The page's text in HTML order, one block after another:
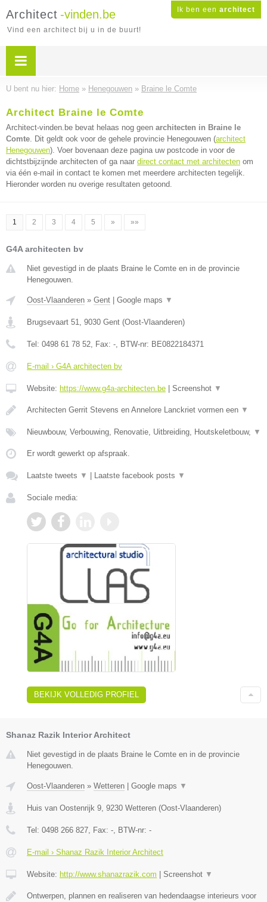
Ik ben een architect
Architect -vinden.be
Vind een architect bij u in de buurt!
U bent nu hier: Home » Henegouwen » Braine le Comte
Architect Braine le Comte
Architect-vinden.be bevat helaas nog geen architecten in Braine le
Comte. Dit geldt ook voor de gehele provincie Henegouwen (architect
Henegouwen). Voer bovenaan deze pagina uw postcode in voor de
dichtstbijzijnde architecten of ga naar direct contact met architecten om
via één e-mail in contact te komen met meerdere architecten tegelijk.
Hieronder worden nu overige resultaten getoond.
1 2 3 4 5 » »»
G4A architecten bv
Niet gevestigd in de plaats Braine le Comte en in de provincie
Henegouwen.
Oost-Vlaanderen » Gent Google maps ▼
Brugsevaart 51, 9030 Gent (Oost-Vlaanderen)
Tel: 0498 61 78 52, Fax: -, BTW-nr: BE0822184371
E-mail › G4A architecten bv
Website: https://www.g4a-architecten.be Screenshot ▼
Architecten Gerrit Stevens en Annelore Lanckriet vormen een ▼
Nieuwbouw, Verbouwing, Renovatie, Uitbreiding, Houtskeletbouw, ▼
Er wordt gewerkt op afspraak.
Laatste tweets ▼ Laatste facebook posts ▼
Sociale media:
BEKIJK VOLLEDIG PROFIEL
Shanaz Razik Interior Architect
Niet gevestigd in de plaats Braine le Comte en in de provincie
Henegouwen.
Oost-Vlaanderen » Wetteren Google maps ▼
Huis van Oostenrijk 9, 9230 Wetteren (Oost-Vlaanderen)
Tel: 0498 266 827, Fax: -, BTW-nr: -
E-mail › Shanaz Razik Interior Architect
Website: http://www.shanazrazik.com Screenshot ▼
Ontwerpen, plannen en realiseren van hedendaagse interieurs voor